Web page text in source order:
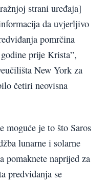
strani uređaja]
da uvjerljivo
pomrčina
prije Krista”,
New York za
četiri neovisna
moguće je to što Saros
lunarne i solarne
pomaknete naprijed za
predviđanja se